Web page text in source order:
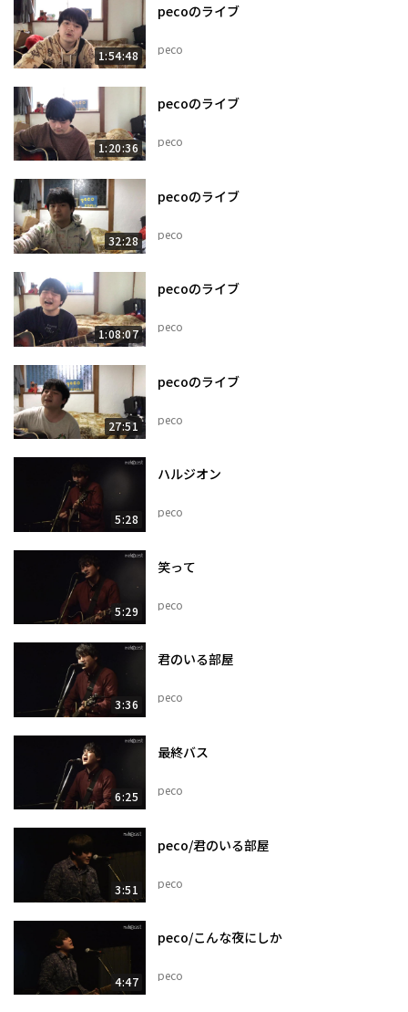
1:54:48
pecoのライブ
peco
1:20:36
pecoのライブ
peco
32:28
pecoのライブ
peco
1:08:07
pecoのライブ
peco
27:51
pecoのライブ
peco
5:28
ハルジオン
peco
5:29
笑って
peco
3:36
君のいる部屋
peco
6:25
最終バス
peco
3:51
peco/君のいる部屋
peco
4:47
peco/こんな夜にしか
peco